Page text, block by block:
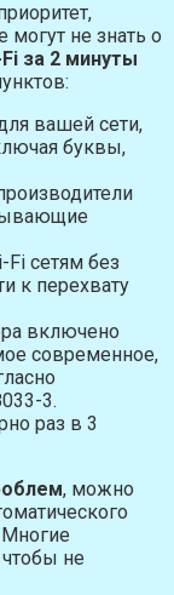
не знать о
за 2 минуты
вашей сети,
буквы,
сетям без
к перехвату
включено
современное,
3.
раз в 3
, можно
не